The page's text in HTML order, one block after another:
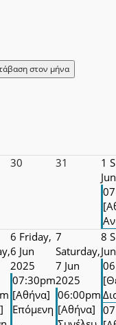
στον μήνα
30 31 1
6 Friday,
6 Jun
2025
07:30pm
[Αθήνα]
Επόμενη
7
Saturday,
7 Jun
2025
06:00pm
[Αθήνα]
8